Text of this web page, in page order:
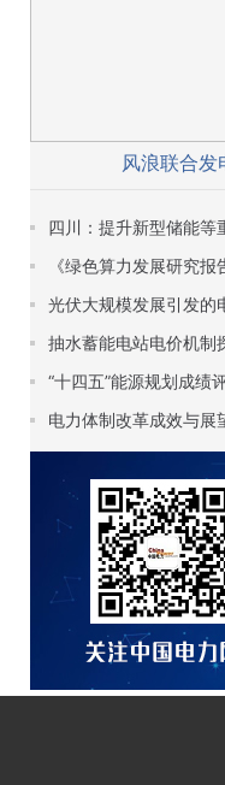
风浪联合
四川：提升新型储能等
《绿色算力发展研究报
光伏大规模发展引发的
抽水蓄能电站电价机制
“十四五”能源规划成绩
电力体制改革成效与展